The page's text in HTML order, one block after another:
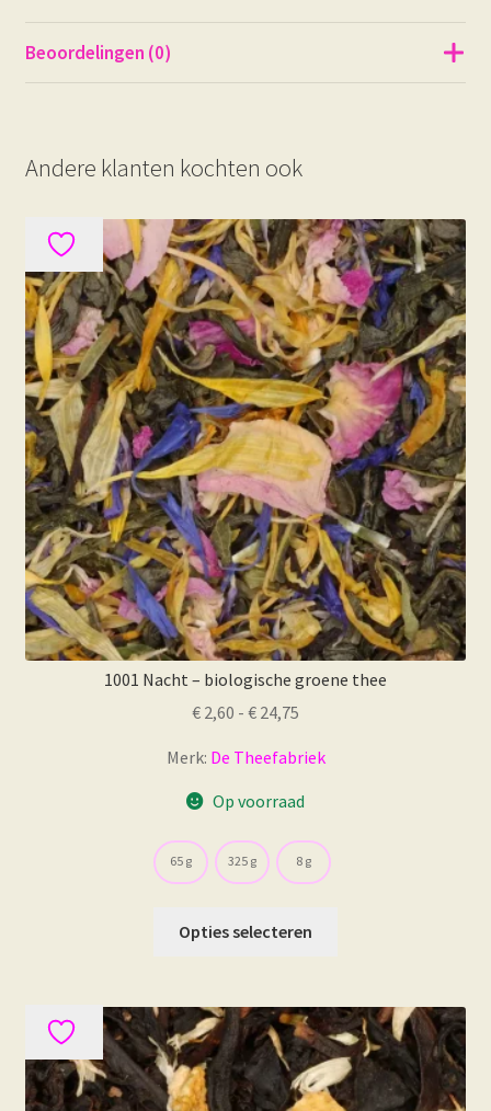
Beoordelingen (0)
Andere klanten kochten ook
1001 Nacht – biologische groene thee
€ 2,60 - € 24,75
tot
€ 24,75
Merk: De Theefabriek
Op voorraad
65 g 325 g 8 g
Opties selecteren
variaties.
Deze
optie